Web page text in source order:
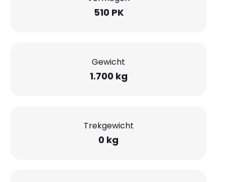
510 PK
Gewicht
1.700 kg
Trekgewicht
0 kg